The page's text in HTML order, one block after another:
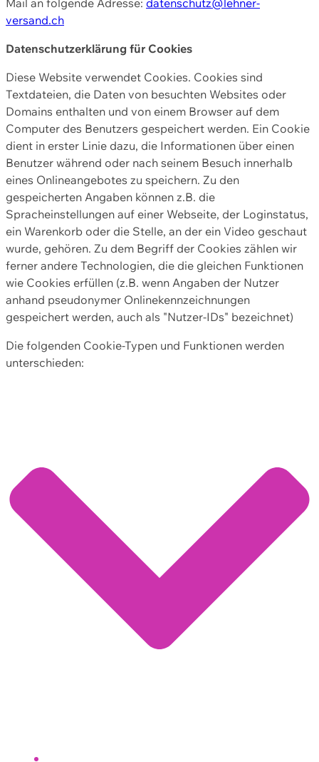
versand.ch
Datenschutzerklärung für Cookies
Diese Website verwendet Cookies. Cookies sind
Textdateien, die Daten von besuchten Websites oder
Domains enthalten und von einem Browser auf dem
Computer des Benutzers gespeichert werden. Ein Cookie
dient in erster Linie dazu, die Informationen über einen
Benutzer während oder nach seinem Besuch innerhalb
eines Onlineangebotes zu speichern. Zu den
gespeicherten Angaben können z.B. die
Spracheinstellungen auf einer Webseite, der Loginstatus,
ein Warenkorb oder die Stelle, an der ein Video geschaut
wurde, gehören. Zu dem Begriff der Cookies zählen wir
ferner andere Technologien, die die gleichen Funktionen
wie Cookies erfüllen (z.B. wenn Angaben der Nutzer
anhand pseudonymer Onlinekennzeichnungen
gespeichert werden, auch als "Nutzer-IDs" bezeichnet)
Die folgenden Cookie-Typen und Funktionen werden
unterschieden: